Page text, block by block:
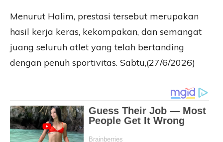
Menurut Halim, prestasi tersebut merupakan
hasil kerja keras, kekompakan, dan semangat
juang seluruh atlet yang telah bertanding
dengan penuh sportivitas. Sabtu,(27/6/2026)